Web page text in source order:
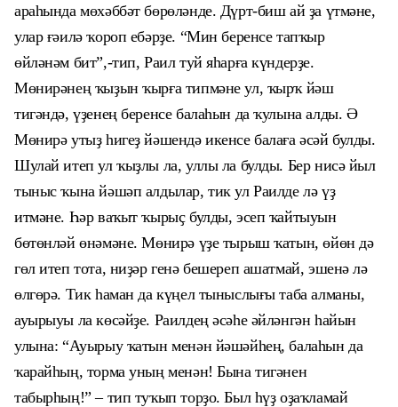
араһында мөхәббәт бөрөләнде. Дүрт-биш ай ҙа үтмәне,
улар ғәилә ҡороп ебәрҙе. “Мин беренсе тапҡыр
өйләнәм бит”,-тип, Раил туй яһарға күндерҙе.
Мөнирәнең ҡыҙын ҡырға типмәне ул, ҡырҡ йәш
тигәндә, үҙенең беренсе балаһын да ҡулына алды. Ә
Мөнирә утыҙ һигеҙ йәшендә икенсе балаға әсәй булды.
Шулай итеп ул ҡыҙлы ла, уллы ла булды. Бер нисә йыл
тыныс ҡына йәшәп алдылар, тик ул Раилде лә үҙ
итмәне. Һәр ваҡыт ҡырыҫ булды, эсеп ҡайтыуын
бөтөнләй өнәмәне. Мөнирә үҙе тырыш ҡатын, өйөн дә
гөл итеп тота, ниҙәр генә бешереп ашатмай, эшенә лә
өлгөрә. Тик һаман да күңел тыныслығы таба алманы,
ауырыуы ла көсәйҙе. Раилдең әсәһе әйләнгән һайын
улына: “Ауырыу ҡатын менән йәшәйһең, балаһын да
ҡарайһың, торма уның менән! Бына тигәнен
табырһың!” – тип туҡып торҙо. Был һүҙ оҙаҡламай